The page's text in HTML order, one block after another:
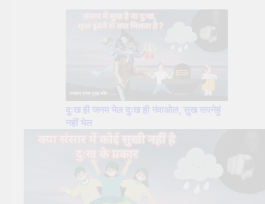
दुःख ही जनम भेल दुःख ही गंवाओल, सुख सपनेहुं
नहीं भेल